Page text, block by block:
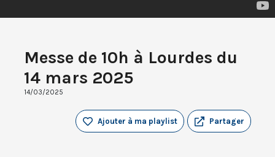
Messe de 10h à Lourdes du
14 mars 2025
14/03/2025
Partager
Ajouter à ma playlist